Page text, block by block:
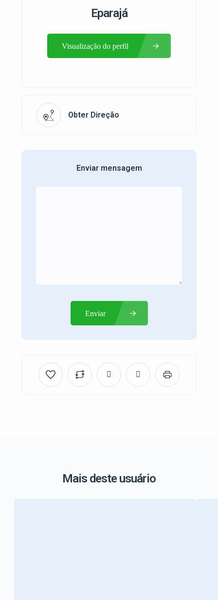
Eparajá
Visualização do perfil
Obter Direção
Enviar mensagem
Enviar
Mais deste usuário